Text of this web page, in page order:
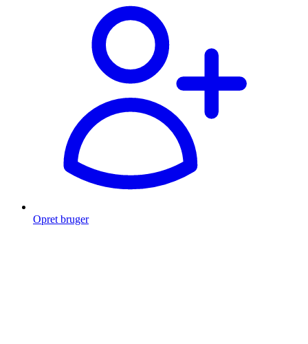
Opret bruger